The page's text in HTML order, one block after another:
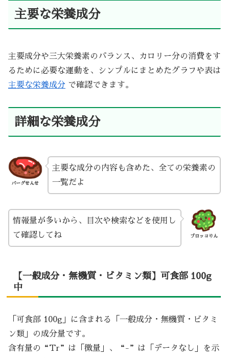
主要な栄養成分
主要成分や三大栄養素のバランス、カロリー分の消費をす
るために必要な運動を、シンプルにまとめたグラフや表は
主要な栄養成分 で確認できます。
詳細な栄養成分
バーグせんせ
主要な成分の内容も含めた、全ての栄養素の
一覧だよ
ブロッコりん
情報量が多いから、目次や検索などを使用し
て確認してね
【一般成分・無機質・ビタミン類】可食部 100g
中
「可食部 100g」に含まれる「一般成分・無機質・ビタミ
ン類」の成分量です。
含有量の“Tr”は「微量」、“-”は「データなし」を示